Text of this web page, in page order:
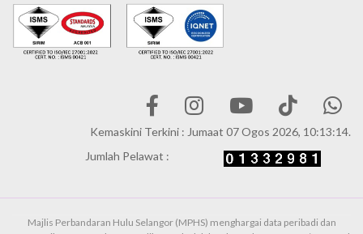
Kemaskini Terkini : Jumaat 07 Ogos 2026, 10:13:14.
Jumlah Pelawat :
Majlis Perbandaran Hulu Selangor (MPHS) menghargai data peribadi dan